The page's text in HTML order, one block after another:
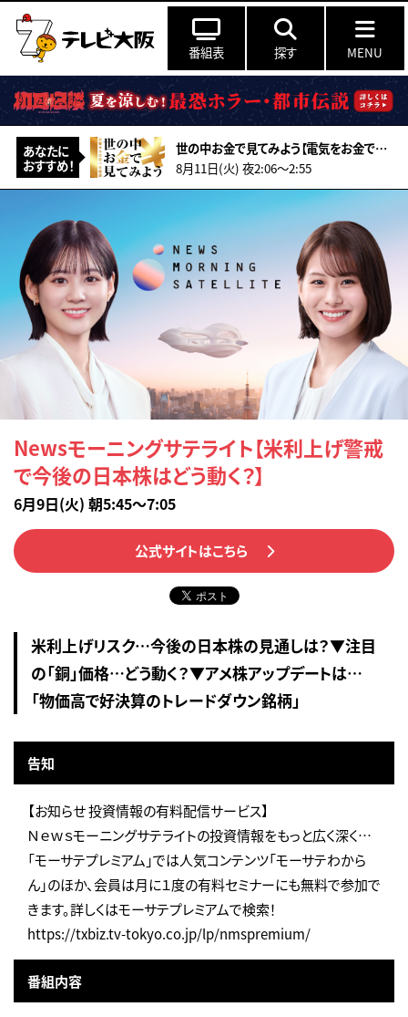
番組表 探す MENU
あなたに
おすすめ！
世の中お金で見てみよう【電気をお金で見てみよう】
8月11日(火) 夜2:06〜2:55
Newsモーニングサテライト【米利上げ警戒
で今後の日本株はどう動く？】
6月9日(火) 朝5:45～7:05
公式サイトはこちら
米利上げリスク…今後の日本株の見通しは？▼注目
の「銅」価格…どう動く？▼アメ株アップデートは…
「物価高で好決算のトレードダウン銘柄」
告知
【お知らせ 投資情報の有料配信サービス】
Ｎｅｗｓモーニングサテライトの投資情報をもっと広く深く…
「モーサテプレミアム」では人気コンテンツ「モーサテわから
ん」のほか、会員は月に１度の有料セミナーにも無料で参加で
きます。詳しくはモーサテプレミアムで検索！
https://txbiz.tv-tokyo.co.jp/lp/nmspremium/
番組内容